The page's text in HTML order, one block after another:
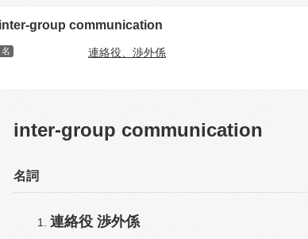
inter-group communication
名 連絡役、渉外係
inter-group communication
名詞
連絡役 渉外係